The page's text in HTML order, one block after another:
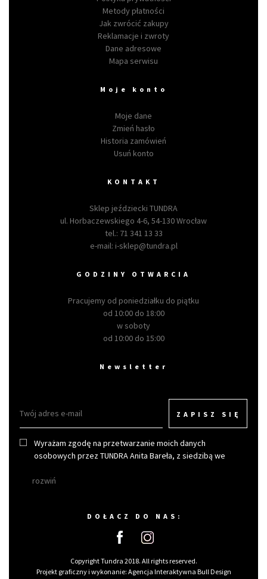
Metody płatności
Jak zwrócić zakupy
Reklamacje i zwroty
Dane adresowe
Mapa serwisu
Moje konto
Moje dane
Zmień hasło
Historia zamówień
Usuń konto
KONTAKT
Sklep jeździecki TUNDRA
ul. Horbaczewskiego 4-6, 54-130 Wrocław
tel.: 71 341 13 33
e-mail: i-sklep@tundra.pl
GODZINY OTWARCIA
Pracujemy od poniedziałku do piątku
od 10:00 do 18:00
w soboty
od 10:00 do 15:00
Newsletter
ZAPISZ SIĘ
Wyrażam zgodę na przetwarzanie moich danych
osobowych przez TUNDRA Anita Bareła, z siedzibą we
rozwiń
DOŁACZ DO NAS:
Copyright Tundra 2018. All rights reserved.
Projekt graficzny i wykonanie: Agencja Interaktywna Bull Design